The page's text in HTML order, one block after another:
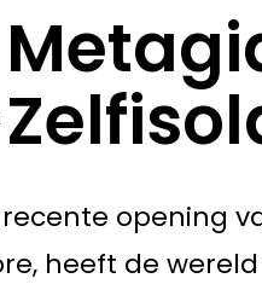
opening
heeft de